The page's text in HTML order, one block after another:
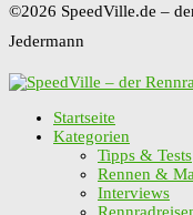
©2026 SpeedVille.de –
Jedermann
Startseite
Kategorien
Tipps & Tests
Rennen &
Interviews